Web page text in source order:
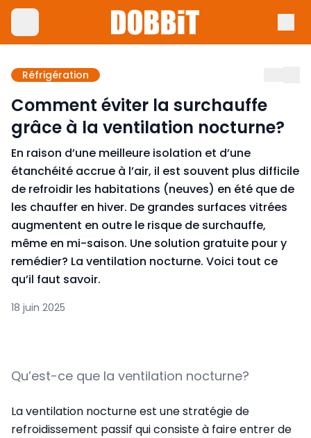
Réfrigération
Comment éviter la surchauffe
grâce à la ventilation nocturne?
En raison d’une meilleure isolation et d’une
étanchéité accrue à l’air, il est souvent plus difficile
de refroidir les habitations (neuves) en été que de
les chauffer en hiver. De grandes surfaces vitrées
augmentent en outre le risque de surchauffe,
même en mi-saison. Une solution gratuite pour y
remédier? La ventilation nocturne. Voici tout ce
qu’il faut savoir.
18 juin 2025
Qu’est-ce que la ventilation nocturne?
La ventilation nocturne est une stratégie de
refroidissement passif qui consiste à faire entrer de